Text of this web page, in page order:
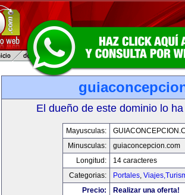
El dueño de este dominio lo
Mayusculas:
Minusculas:
guiaconcepcion.com
Longitud:
14 caracteres
Categorias:
Portales,
Precio:
Realizar una oferta!